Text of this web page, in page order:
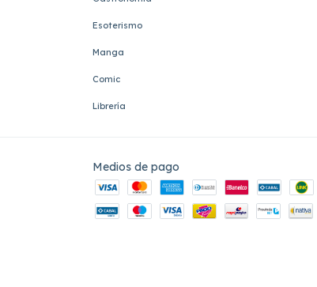
Esoterismo
Manga
Comic
Librería
Medios de pago